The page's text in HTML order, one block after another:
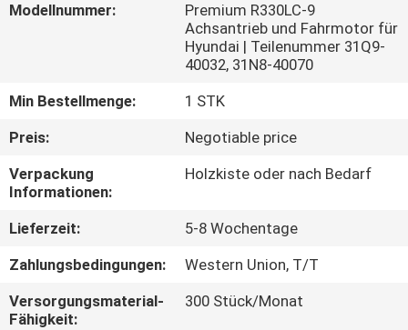
FABRIK
TOUR
QUALITÄTSKONTROLLE
KONTAKT
Modellnummer:
Premium R330LC-9
Achsantrieb und Fahrmotor für
Hyundai | Teilenummer 31Q9-
40032, 31N8-40070
Min Bestellmenge:
1 STK
Preis:
Negotiable price
Verpackung
Informationen:
Holzkiste oder nach Bedarf
Lieferzeit:
5-8 Wochentage
Zahlungsbedingungen:
Western Union, T/T
Versorgungsmaterial-
Fähigkeit:
300 Stück/Monat